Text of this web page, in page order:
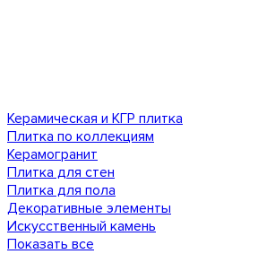
Керамическая и КГР плитка
Плитка по коллекциям
Керамогранит
Плитка для стен
Плитка для пола
Декоративные элементы
Искусственный камень
Показать все